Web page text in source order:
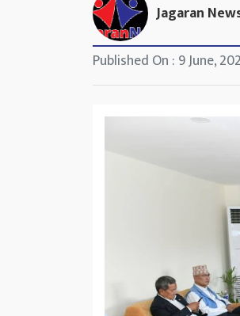
Jagaran
Published On : 9 June,